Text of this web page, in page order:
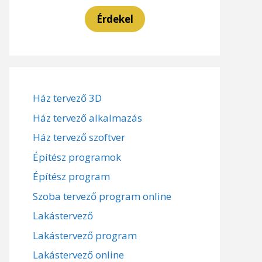
Érdekel
Ház tervező 3D
Ház tervező alkalmazás
Ház tervező szoftver
Építész programok
Építész program
Szoba tervező program online
Lakástervező
Lakástervező program
Lakástervező online